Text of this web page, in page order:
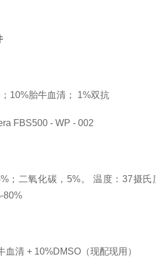
10%胎牛血清； 1%双抗
FBS500 - WP - 002
；二氧化碳，5%。 温度：37摄氏
80%
血清 + 10%DMSO（现配现用）